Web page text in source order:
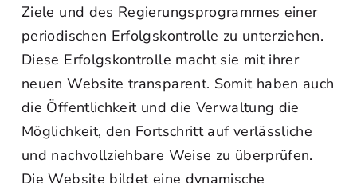
Ziele und des Regierungsprogrammes einer
periodischen Erfolgskontrolle zu unterziehen.
Diese Erfolgskontrolle macht sie mit ihrer
neuen Website transparent. Somit haben auch
die Öffentlichkeit und die Verwaltung die
Möglichkeit, den Fortschritt auf verlässliche
und nachvollziehbare Weise zu überprüfen.
Die Website bildet eine dynamische